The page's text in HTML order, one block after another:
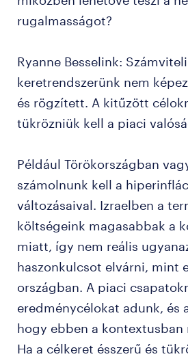
rugalmasságot?
Ryanne Besselink:
keretrendszerünk nem
és rögzített. A kitűzött
tükrözniük kell a piaci
Például Törökországban
számolnunk kell a
változásaival. Izraelben a
költségeink magasabbak a
miatt, így nem reális
haszonkulcsot elvárni, mint
országban. A piaci
eredménycélokat adunk, és
hogy ebben a kontextusban
Ha a célkeret ésszerű és